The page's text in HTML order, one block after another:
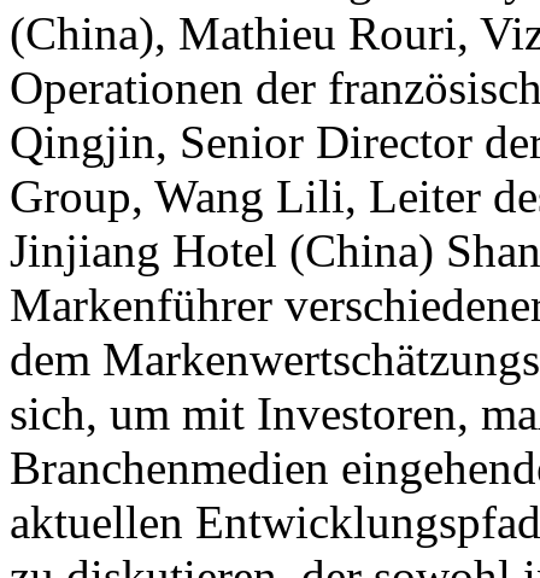
(China), Mathieu Rouri,
Operationen der
Qingjin, Senior Director
Group, Wang Lili, Leiter
Jinjiang Hotel (China)
Markenführer
dem
sich, um mit Investoren,
Branchenmedien
aktuellen